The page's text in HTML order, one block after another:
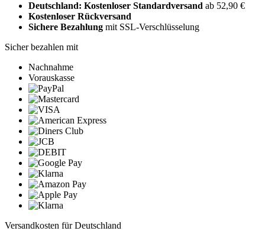
Deutschland: Kostenloser Standardversand ab 52,90 €
Kostenloser Rückversand
Sichere Bezahlung mit SSL-Verschlüsselung
Sicher bezahlen mit
Nachnahme
Vorauskasse
Versandkosten für Deutschland